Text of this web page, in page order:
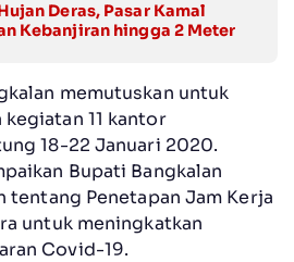
Deras, Pasar Kamal
Kebanjiran hingga 2 Meter
memutuskan untuk
11 kantor
18-22 Januari 2020.
Bupati Bangkalan
tentang Penetapan Jam Kerja
untuk meningkatkan
Covid-19.